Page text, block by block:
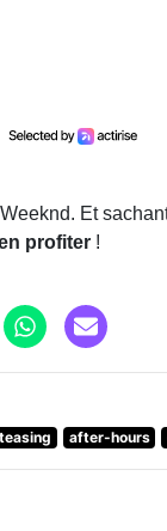
Et
profiter !
teasing after-hours